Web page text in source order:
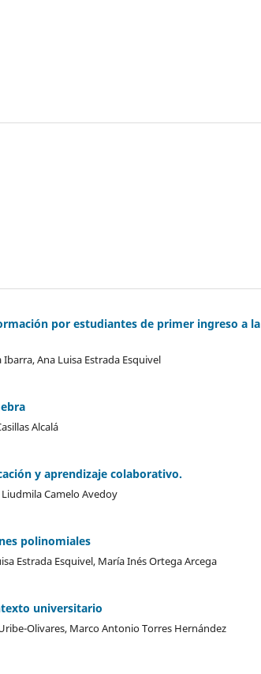
por estudiantes de primer ingreso a la
Ana Luisa Estrada Esquivel
Alcalá
y aprendizaje colaborativo.
Liudmila Camelo Avedoy
polinomiales
Estrada Esquivel, María Inés Ortega Arcega
universitario
Olivares, Marco Antonio Torres Hernández